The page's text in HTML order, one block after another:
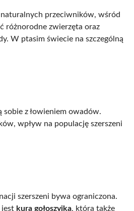
przeciwników, wśród
różnorodne zwierzęta oraz
W ptasim świecie na szczególną
sobie z łowieniem owadów.
wpływ na populację szerszeni
szerszeni bywa ograniczona.
jest kura gołoszyjka, która także